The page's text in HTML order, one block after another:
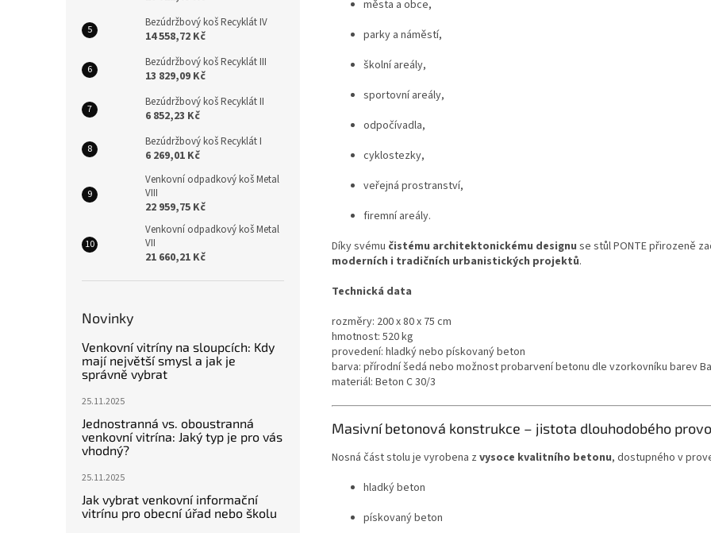
Bezúdržbový koš Recyklát IV
14 558,72 Kč
Bezúdržbový koš Recyklát III
13 829,09 Kč
Bezúdržbový koš Recyklát II
6 852,23 Kč
Bezúdržbový koš Recyklát I
6 269,01 Kč
Venkovní odpadkový koš Metal
VIII
22 959,75 Kč
Venkovní odpadkový koš Metal
VII
21 660,21 Kč
Novinky
Venkovní vitríny na sloupcích: Kdy
mají největší smysl a jak je
správně vybrat
25.11.2025
Jednostranná vs. oboustranná
venkovní vitrína: Jaký typ je pro vás
vhodný?
25.11.2025
Jak vybrat venkovní informační
vitrínu pro obecní úřad nebo školu
města a obce,
parky a náměstí,
školní areály,
sportovní areály,
odpočívadla,
cyklostezky,
veřejná prostranství,
firemní areály.
Díky svému čistému architektonickému designu se stůl PONTE přirozeně
moderních i tradičních urbanistických projektů.
Technická data
rozměry: 200 x 80 x 75 cm
hmotnost: 520 kg
provedení: hladký nebo pískovaný beton
barva: přírodní šedá nebo možnost probarvení betonu dle vzorkovníku barev
materiál: Beton C 30/3
Masivní betonová konstrukce – jistota dlouhodobého
Nosná část stolu je vyrobena z vysoce kvalitního betonu, dostupného v
hladký beton
pískovaný beton